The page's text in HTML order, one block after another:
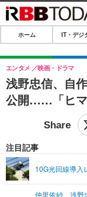
ホーム
IT・デジタル
IT・デジタル
ショッピン
SPEED TEST
エンタメ
ライフTOP
リリース一覧
ホーム IT・デジ
浅野忠信、自
公開……「ヒマ
エンタメ 映画・ドラマ
注目記事
10G光回線導入
仲里依紗、浅